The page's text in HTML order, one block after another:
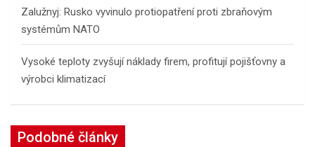
Zalužnyj: Rusko vyvinulo protiopatření proti zbraňovým
systémům NATO
Vysoké teploty zvyšují náklady firem, profitují pojišťovny a
výrobci klimatizací
Podobné články